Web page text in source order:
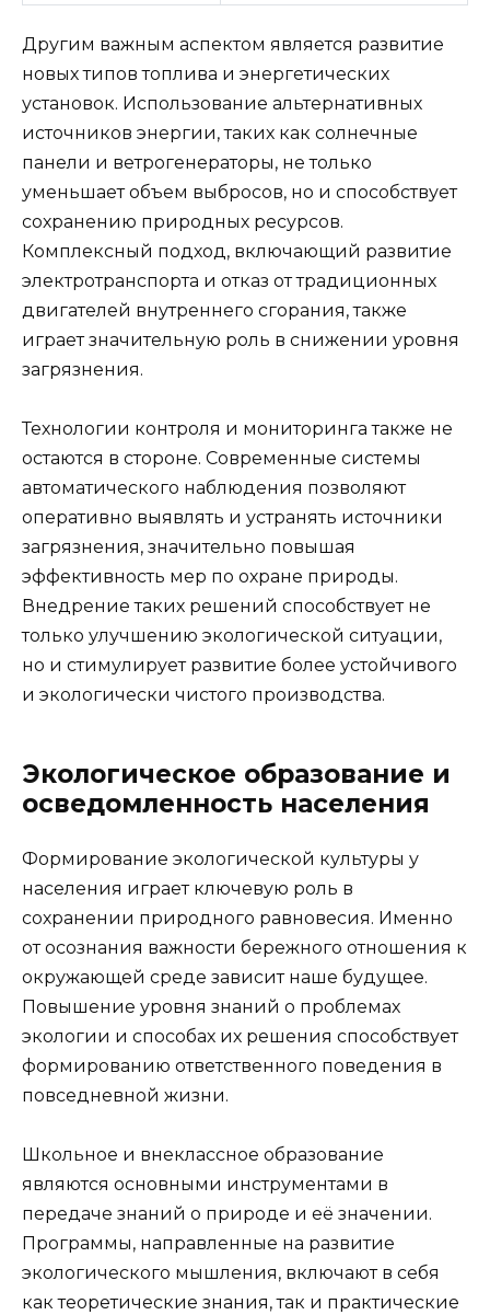
Другим важным аспектом является развитие
новых типов топлива и энергетических
установок. Использование альтернативных
источников энергии, таких как солнечные
панели и ветрогенераторы, не только
уменьшает объем выбросов, но и способствует
сохранению природных ресурсов.
Комплексный подход, включающий развитие
электротранспорта и отказ от традиционных
двигателей внутреннего сгорания, также
играет значительную роль в снижении уровня
загрязнения.
Технологии контроля и мониторинга также не
остаются в стороне. Современные системы
автоматического наблюдения позволяют
оперативно выявлять и устранять источники
загрязнения, значительно повышая
эффективность мер по охране природы.
Внедрение таких решений способствует не
только улучшению экологической ситуации,
но и стимулирует развитие более устойчивого
и экологически чистого производства.
Экологическое образование и
осведомленность населения
Формирование экологической культуры у
населения играет ключевую роль в
сохранении природного равновесия. Именно
от осознания важности бережного отношения к
окружающей среде зависит наше будущее.
Повышение уровня знаний о проблемах
экологии и способах их решения способствует
формированию ответственного поведения в
повседневной жизни.
Школьное и внеклассное образование
являются основными инструментами в
передаче знаний о природе и её значении.
Программы, направленные на развитие
экологического мышления, включают в себя
как теоретические знания, так и практические